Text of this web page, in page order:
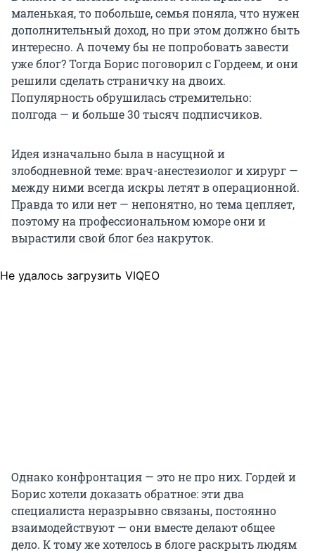
маленькая, то побольше, семья поняла, что нужен
дополнительный доход, но при этом должно быть
интересно. А почему бы не попробовать завести
уже блог? Тогда Борис поговорил с Гордеем, и они
решили сделать страничку на двоих.
Популярность обрушилась стремительно:
полгода — и больше 30 тысяч подписчиков.
Идея изначально была в насущной и
злободневной теме: врач-анестезиолог и хирург —
между ними всегда искры летят в операционной.
Правда то или нет — непонятно, но тема цепляет,
поэтому на профессиональном юморе они и
вырастили свой блог без накруток.
Не удалось загрузить VIQEO
Однако конфронтация — это не про них. Гордей и
Борис хотели доказать обратное: эти два
специалиста неразрывно связаны, постоянно
взаимодействуют — они вместе делают общее
дело. К тому же хотелось в блоге раскрыть людям